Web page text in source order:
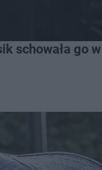
schowała go